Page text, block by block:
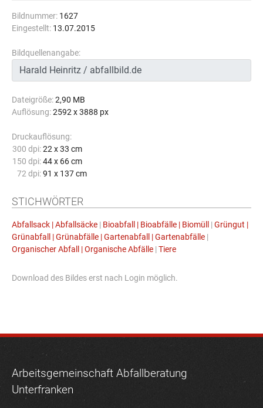
Bildnummer: 1627
Eingestellt: 13.07.2015
Bildquellenangabe:
Dateigröße:2,90 MB
Auflösung:2592 x 3888 px
Druckauflösung:
300 dpi: 22 x 33 cm
150 dpi: 44 x 66 cm
72 dpi: 91 x 137 cm
STICHWÖRTER
Abfallsack | Abfallsäcke | Bioabfall | Bioabfälle | Biomüll | Grüngut |
Grünabfall | Grünabfälle | Gartenabfall | Gartenabfälle |
Organischer Abfall | Organische Abfälle | Tiere
Download des Bildes erst nach Login möglich.
Arbeitsgemeinschaft Abfallberatung
Unterfranken